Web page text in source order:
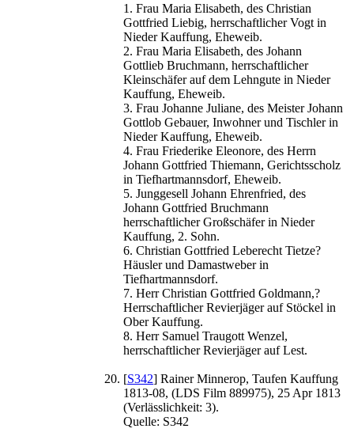
1. Frau Maria Elisabeth, des Christian
Gottfried Liebig, herrschaftlicher Vogt in
Nieder Kauffung, Eheweib.
2. Frau Maria Elisabeth, des Johann
Gottlieb Bruchmann, herrschaftlicher
Kleinschäfer auf dem Lehngute in Nieder
Kauffung, Eheweib.
3. Frau Johanne Juliane, des Meister Johann
Gottlob Gebauer, Inwohner und Tischler in
Nieder Kauffung, Eheweib.
4. Frau Friederike Eleonore, des Herrn
Johann Gottfried Thiemann, Gerichtsscholz
in Tiefhartmannsdorf, Eheweib.
5. Junggesell Johann Ehrenfried, des
Johann Gottfried Bruchmann
herrschaftlicher Großschäfer in Nieder
Kauffung, 2. Sohn.
6. Christian Gottfried Leberecht Tietze?
Häusler und Damastweber in
Tiefhartmannsdorf.
7. Herr Christian Gottfried Goldmann,?
Herrschaftlicher Revierjäger auf Stöckel in
Ober Kauffung.
8. Herr Samuel Traugott Wenzel,
herrschaftlicher Revierjäger auf Lest.
[S342] Rainer Minnerop, Taufen Kauffung
1813-08, (LDS Film 889975), 25 Apr 1813
(Verlässlichkeit: 3).
Quelle: S342